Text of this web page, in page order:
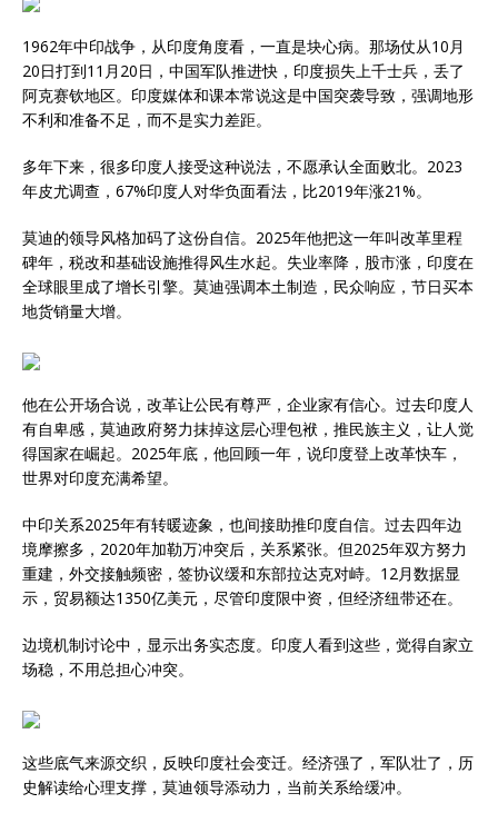
1962年中印战争，从印度角度看，一直是块心病。那场仗从10月
20日打到11月20日，中国军队推进快，印度损失上千士兵，丢了
阿克赛钦地区。印度媒体和课本常说这是中国突袭导致，强调地形
不利和准备不足，而不是实力差距。
多年下来，很多印度人接受这种说法，不愿承认全面败北。2023
年皮尤调查，67%印度人对华负面看法，比2019年涨21%。
莫迪的领导风格加码了这份自信。2025年他把这一年叫改革里程
碑年，税改和基础设施推得风生水起。失业率降，股市涨，印度在
全球眼里成了增长引擎。莫迪强调本土制造，民众响应，节日买本
地货销量大增。
他在公开场合说，改革让公民有尊严，企业家有信心。过去印度人
有自卑感，莫迪政府努力抹掉这层心理包袱，推民族主义，让人觉
得国家在崛起。2025年底，他回顾一年，说印度登上改革快车，
世界对印度充满希望。
中印关系2025年有转暖迹象，也间接助推印度自信。过去四年边
境摩擦多，2020年加勒万冲突后，关系紧张。但2025年双方努力
重建，外交接触频密，签协议缓和东部拉达克对峙。12月数据显
示，贸易额达1350亿美元，尽管印度限中资，但经济纽带还在。
边境机制讨论中，显示出务实态度。印度人看到这些，觉得自家立
场稳，不用总担心冲突。
这些底气来源交织，反映印度社会变迁。经济强了，军队壮了，历
史解读给心理支撑，莫迪领导添动力，当前关系给缓冲。